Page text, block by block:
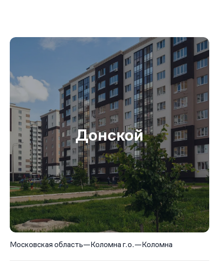
Донской
Московская область—Коломна г.о.—Коломна